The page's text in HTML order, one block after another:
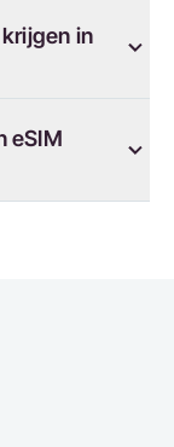
in
eSIM